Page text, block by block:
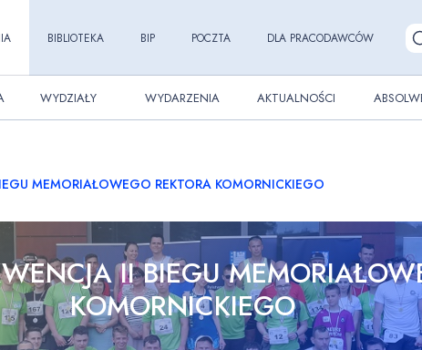
BIBLIOTEKA BIP POCZTA DLA PRACODAWCÓW
WYDZIAŁY WYDARZENIA AKTUALNOŚCI
MEMORIAŁOWEGO REKTORA KOMORNICKIEGO
II BIEGU
KOMORNICKIEGO